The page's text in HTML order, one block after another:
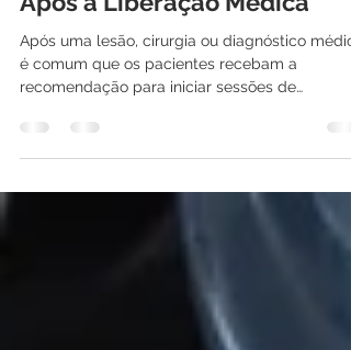
Por que é Crucial Iniciar
Rapidamente a Fisioterapia
Após a Liberação Médica
Após uma lesão, cirurgia ou diagnóstico
fisioterapia. No...